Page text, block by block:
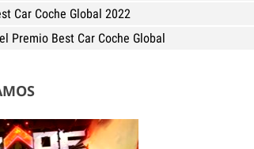
Car Coche Global 2022
Premio Best Car Coche Global